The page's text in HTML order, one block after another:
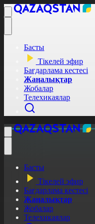
Басты
Тікелей эфир
Бағдарлама кестесі
Жаңалықтар
Жобалар
Телехикаялар
Басты
Тікелей эфир
Бағдарлама кестесі
Жаңалықтар
Жобалар
Телехикаялар